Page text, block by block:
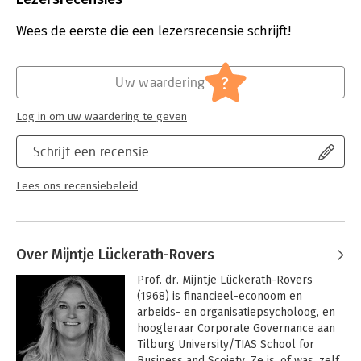
(internationale) ontwikkelingen.
- Economische én maatschappelijke waardecreatie
- Psychologische aspecten in corporate governance
- Sociale prijs van een kritische houding
- Non-verbale intelligentie
- Zorgvuldige integriteitsonderzoeken
- Intensiteit van discussie in de bestuurskamer
- Het optimale aantal bestuurders
- Corporate opportunity
- Soevereiniteit en autonomie binnen corporate governance
Verschijningsdatum:
19-11-2025
Algemene beginselen van behoorlijk
Wees de eerste die een lezersrecensie schrijft!
Schrijf een recensie
Lees ons recensiebeleid
Uw waardering ?
Log in om uw waardering te geven
Over Mijntje Lückerath-Rovers
Prof. dr. Mijntje Lückerath-Rovers
(1968) is financieel-econoom en
arbeids- en organisatiepsycholoog, en
hoogleraar Corporate Governance aan
Tilburg University/TIAS School for